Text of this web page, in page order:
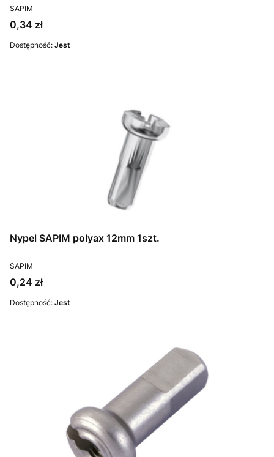
PRODUCENT
SAPIM
Cena
0,34 zł
Dostępność: Jest
Nypel SAPIM polyax 12mm 1szt.
PRODUCENT
SAPIM
Cena
0,24 zł
Dostępność: Jest